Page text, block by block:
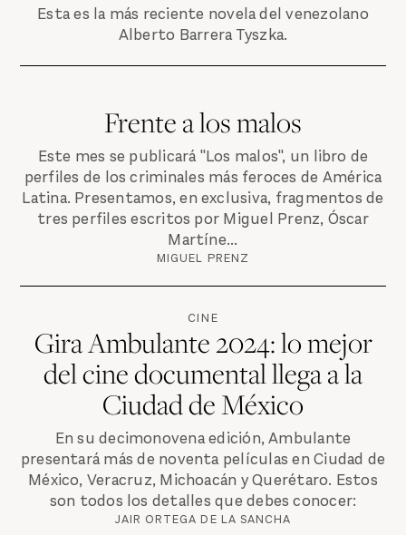
Esta es la más reciente novela del venezolano
Alberto Barrera Tyszka.
Frente a los malos
Este mes se publicará "Los malos", un libro de
perfiles de los criminales más feroces de América
Latina. Presentamos, en exclusiva, fragmentos de
tres perfiles escritos por Miguel Prenz, Óscar
Martíne...
MIGUEL PRENZ
CINE
Gira Ambulante 2024: lo mejor
del cine documental llega a la
Ciudad de México
En su decimonovena edición, Ambulante
presentará más de noventa películas en Ciudad de
México, Veracruz, Michoacán y Querétaro. Estos
son todos los detalles que debes conocer:
JAIR ORTEGA DE LA SANCHA